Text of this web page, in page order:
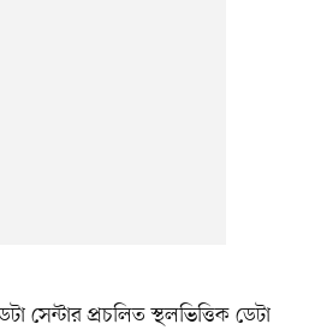
সেন্টার প্রচলিত স্থলভিত্তিক ডেটা